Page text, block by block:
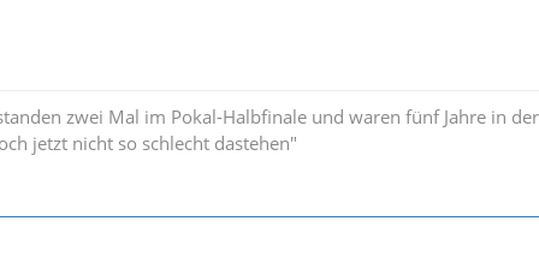
zwei Mal im Pokal-Halbfinale und waren fünf Jahre in
jetzt nicht so schlecht dastehen"